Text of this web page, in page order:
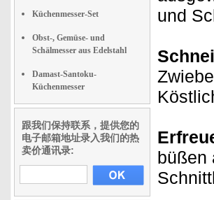
Küchenmesser-Set
Obst-, Gemüse- und
Schälmesser aus Edelstahl
Damast-Santoku-
Küchenmesser
跟我们保持联系，提供您的
电子邮箱地址录入我们的热
卖价通讯录:
und
büßen